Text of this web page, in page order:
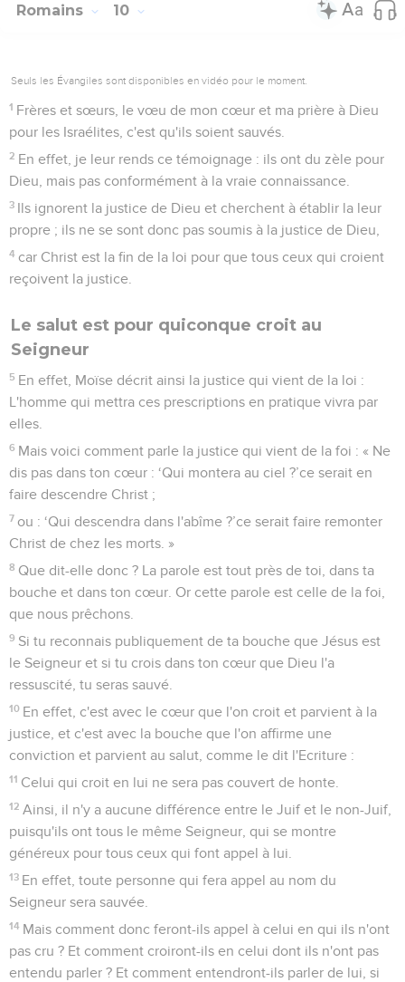
Romains 10
Seuls les Évangiles sont disponibles en vidéo pour le moment.
1 Frères et sœurs, le vœu de mon cœur et ma prière à Dieu
pour les Israélites, c'est qu'ils soient sauvés.
2 En effet, je leur rends ce témoignage : ils ont du zèle pour
Dieu, mais pas conformément à la vraie connaissance.
3 Ils ignorent la justice de Dieu et cherchent à établir la leur
propre ; ils ne se sont donc pas soumis à la justice de Dieu,
4 car Christ est la fin de la loi pour que tous ceux qui croient
reçoivent la justice.
Le salut est pour quiconque croit au
Seigneur
5 En effet, Moïse décrit ainsi la justice qui vient de la loi :
L'homme qui mettra ces prescriptions en pratique vivra par
elles.
6 Mais voici comment parle la justice qui vient de la foi : « Ne
dis pas dans ton cœur : ‘Qui montera au ciel ?’ce serait en
faire descendre Christ ;
7 ou : ‘Qui descendra dans l'abîme ?’ce serait faire remonter
Christ de chez les morts. »
8 Que dit-elle donc ? La parole est tout près de toi, dans ta
bouche et dans ton cœur. Or cette parole est celle de la foi,
que nous prêchons.
9 Si tu reconnais publiquement de ta bouche que Jésus est
le Seigneur et si tu crois dans ton cœur que Dieu l'a
ressuscité, tu seras sauvé.
10 En effet, c'est avec le cœur que l'on croit et parvient à la
justice, et c'est avec la bouche que l'on affirme une
conviction et parvient au salut, comme le dit l'Ecriture :
11 Celui qui croit en lui ne sera pas couvert de honte.
12 Ainsi, il n'y a aucune différence entre le Juif et le non-Juif,
puisqu'ils ont tous le même Seigneur, qui se montre
généreux pour tous ceux qui font appel à lui.
13 En effet, toute personne qui fera appel au nom du
Seigneur sera sauvée.
14 Mais comment donc feront-ils appel à celui en qui ils n'ont
pas cru ? Et comment croiront-ils en celui dont ils n'ont pas
entendu parler ? Et comment entendront-ils parler de lui, si